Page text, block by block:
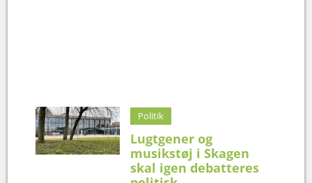
Politik
Lugtgener og
musikstøj i Skagen
skal igen debatteres